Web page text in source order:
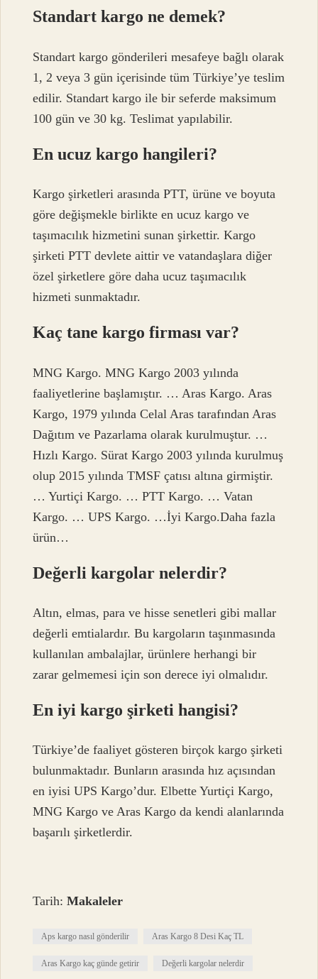
Standart kargo ne demek?
Standart kargo gönderileri mesafeye bağlı olarak
1, 2 veya 3 gün içerisinde tüm Türkiye’ye teslim
edilir. Standart kargo ile bir seferde maksimum
100 gün ve 30 kg. Teslimat yapılabilir.
En ucuz kargo hangileri?
Kargo şirketleri arasında PTT, ürüne ve boyuta
göre değişmekle birlikte en ucuz kargo ve
taşımacılık hizmetini sunan şirkettir. Kargo
şirketi PTT devlete aittir ve vatandaşlara diğer
özel şirketlere göre daha ucuz taşımacılık
hizmeti sunmaktadır.
Kaç tane kargo firması var?
MNG Kargo. MNG Kargo 2003 yılında
faaliyetlerine başlamıştır. … Aras Kargo. Aras
Kargo, 1979 yılında Celal Aras tarafından Aras
Dağıtım ve Pazarlama olarak kurulmuştur. …
Hızlı Kargo. Sürat Kargo 2003 yılında kurulmuş
olup 2015 yılında TMSF çatısı altına girmiştir.
… Yurtiçi Kargo. … PTT Kargo. … Vatan
Kargo. … UPS Kargo. …İyi Kargo.Daha fazla
ürün…
Değerli kargolar nelerdir?
Altın, elmas, para ve hisse senetleri gibi mallar
değerli emtialardır. Bu kargoların taşınmasında
kullanılan ambalajlar, ürünlere herhangi bir
zarar gelmemesi için son derece iyi olmalıdır.
En iyi kargo şirketi hangisi?
Türkiye’de faaliyet gösteren birçok kargo şirketi
bulunmaktadır. Bunların arasında hız açısından
en iyisi UPS Kargo’dur. Elbette Yurtiçi Kargo,
MNG Kargo ve Aras Kargo da kendi alanlarında
başarılı şirketlerdir.
Tarih:Makaleler
Aps kargo nasıl gönderilir Aras Kargo 8 Desi Kaç TL
Aras Kargo kaç günde getirir Değerli kargolar nelerdir